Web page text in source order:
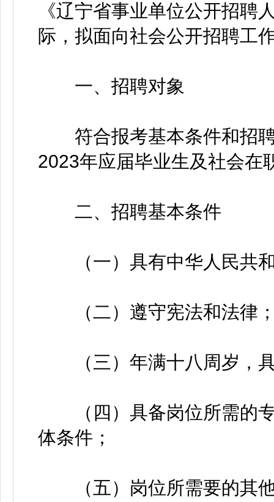
《辽宁省事业单位公开招聘
际，拟面向社会公开招聘工
一、招聘对象
符合报考基本条件和招聘
2023年应届毕业生及社会在
二、招聘基本条件
（一）具有中华人民共
（二）遵守宪法和法律
（三）年满十八周岁，具
（四）具备岗位所需的专
体条件；
（五）岗位所需要的其他